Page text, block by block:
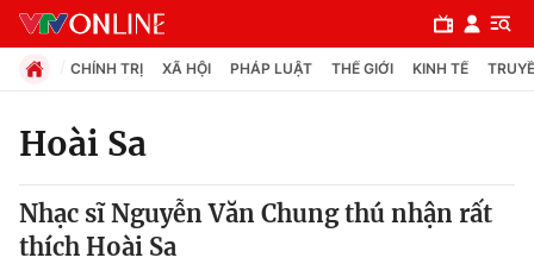
Chuyên mục
Chính trị
CHÍNH TRỊ XÃ HỘI PHÁP LUẬT THẾ GIỚI KINH TẾ
Hoài Sa
Nhạc sĩ Nguyễn Văn Chung thú nhận rất
thích Hoài Sa